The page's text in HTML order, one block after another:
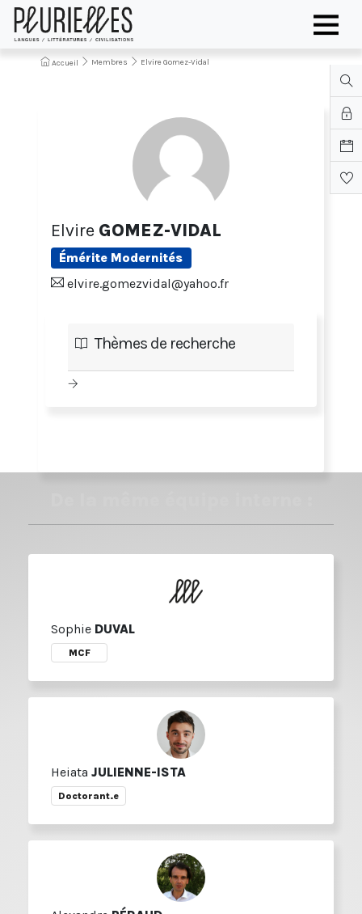
Accueil Membres Elvire Gomez-Vidal
Elvire GOMEZ-VIDAL
Émérite Modernités
elvire.gomezvidal@yahoo.fr
Thèmes de recherche
Sophie DUVAL
MCF
Heiata JULIENNE-ISTA
Doctorant.e